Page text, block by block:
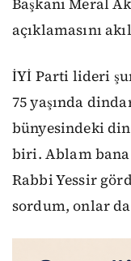
Başkanı Meral
açıklamasını
İYİ Parti lideri
75 yaşında
bünyesindeki
biri. Ablam
Rabbi Yessir
sordum, onlar